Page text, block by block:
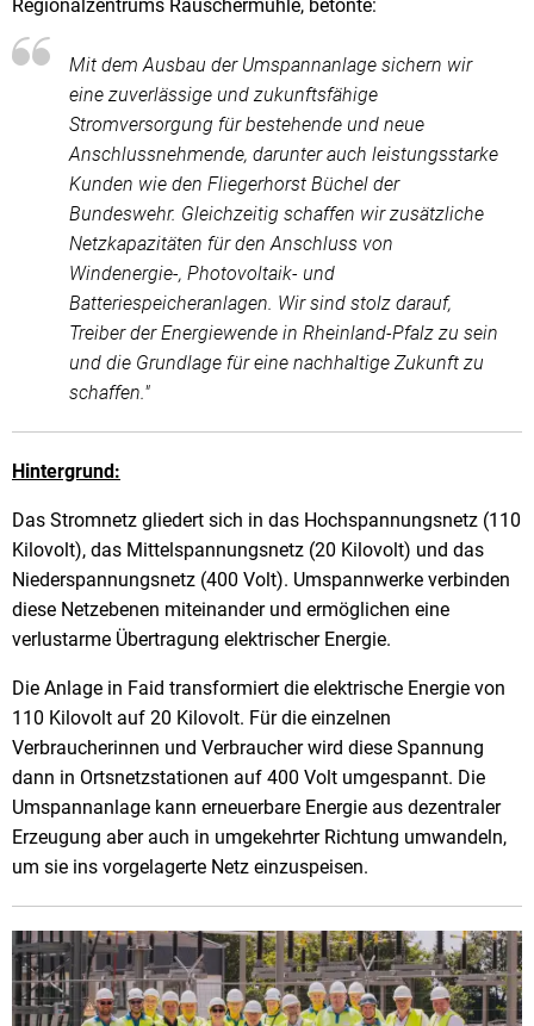
Regionalzentrums Rauschermühle, betonte:
Mit dem Ausbau der Umspannanlage sichern wir
eine zuverlässige und zukunftsfähige
Stromversorgung für bestehende und neue
Anschlussnehmende, darunter auch leistungsstarke
Kunden wie den Fliegerhorst Büchel der
Bundeswehr. Gleichzeitig schaffen wir zusätzliche
Netzkapazitäten für den Anschluss von
Windenergie-, Photovoltaik- und
Batteriespeicheranlagen. Wir sind stolz darauf,
Treiber der Energiewende in Rheinland-Pfalz zu sein
und die Grundlage für eine nachhaltige Zukunft zu
schaffen."
Hintergrund:
Das Stromnetz gliedert sich in das Hochspannungsnetz (110
Kilovolt), das Mittelspannungsnetz (20 Kilovolt) und das
Niederspannungsnetz (400 Volt). Umspannwerke verbinden
diese Netzebenen miteinander und ermöglichen eine
verlustarme Übertragung elektrischer Energie.
Die Anlage in Faid transformiert die elektrische Energie von
110 Kilovolt auf 20 Kilovolt. Für die einzelnen
Verbraucherinnen und Verbraucher wird diese Spannung
dann in Ortsnetzstationen auf 400 Volt umgespannt. Die
Umspannanlage kann erneuerbare Energie aus dezentraler
Erzeugung aber auch in umgekehrter Richtung umwandeln,
um sie ins vorgelagerte Netz einzuspeisen.